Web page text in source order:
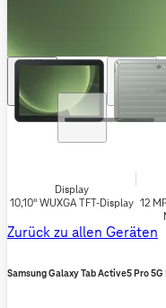
Display
10,10" WUXGA TFT-Display 12
Zurück zu allen Geräten
Samsung Galaxy Tab Active5 Pro